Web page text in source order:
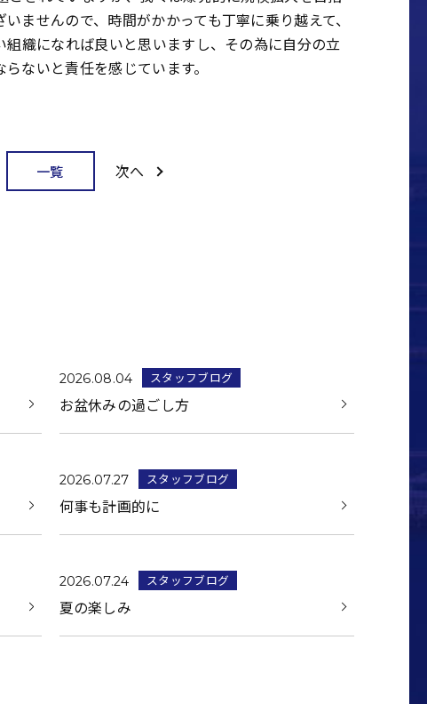
ませんので、時間がかかっても丁寧に乗り越えて、
織になれば良いと思いますし、その為に自分の立
ないと責任を感じています。
一覧 次へ
2026.08.04 スタッフブログ
お盆休みの過ごし方
2026.07.27 スタッフブログ
何事も計画的に
2026.07.24 スタッフブログ
夏の楽しみ